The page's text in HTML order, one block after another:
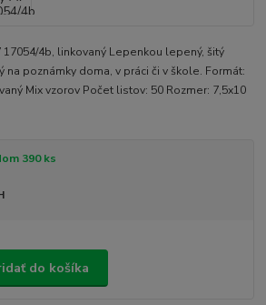
4b, linkovaný Lepenkou lepený, šitý
poznámky doma, v práci či v škole. Formát:
Mix vzorov Počet listov: 50 Rozmer: 7,5x10
390 ks
do košíka